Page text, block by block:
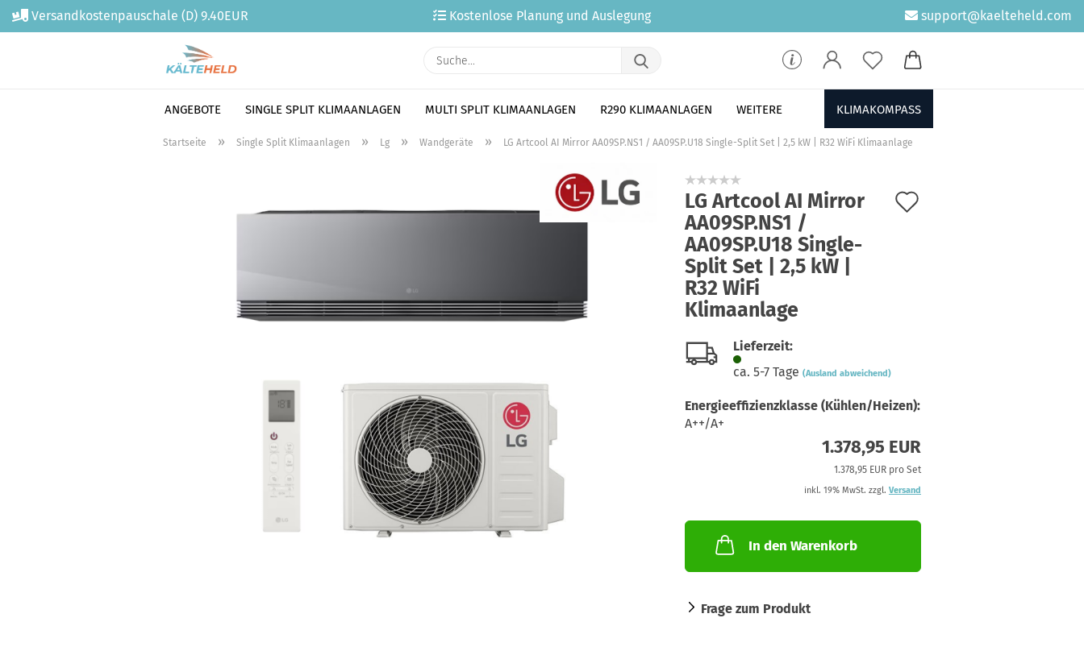
Versandkostenpauschale (D) 9.40EUR Kostenlose Planung und Auslegung support@kaelteheld.com
ANGEBOTE SINGLE SPLIT KLIMAANLAGEN MULTI SPLIT KLIMAANLAGEN R290 KLIMAANLAGEN KLIMAKOMPASS
WEITERE
Startseite » Single Split Klimaanlagen » Lg » Wandgeräte » LG Artcool AI Mirror AA09SP.NS1 / AA09SP.U18 Single-Split Set | 2,5 kW | R32 WiFi Klimaanlage
LG Artcool AI Mirror
AA09SP.NS1 /
AA09SP.U18 Single-
Split Set | 2,5 kW |
R32 WiFi
Klimaanlage
Lieferzeit:
ca. 5-7 Tage (Ausland abweichend)
Energieeffizienzklasse (Kühlen/Heizen):
A++/A+
1.378,95 EUR
1.378,95 EUR pro Set
inkl. 19% MwSt. zzgl. Versand
In den Warenkorb
Frage zum Produkt